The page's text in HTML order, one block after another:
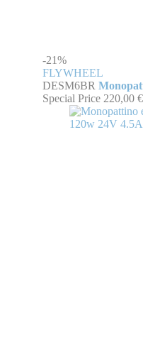
-21%
FLYWHEEL
DESM6BR
Special Price 220,00 €